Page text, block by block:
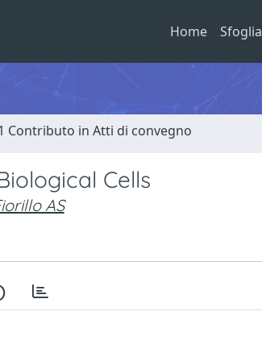
Home Sfoglia
Contributo in Atti di convegno
Cells
AS